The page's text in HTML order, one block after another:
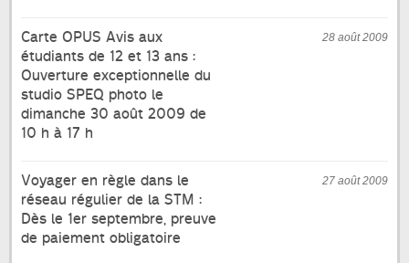
28 août 2009
Carte OPUS Avis aux
étudiants de 12 et 13 ans :
Ouverture exceptionnelle du
studio SPEQ photo le
dimanche 30 août 2009 de
10 h à 17 h
27 août 2009
Voyager en règle dans le
réseau régulier de la STM :
Dès le 1er septembre, preuve
de paiement obligatoire